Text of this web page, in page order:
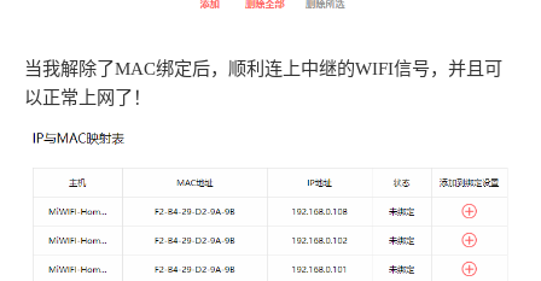
当我解除了MAC绑定后，顺利连上中继的WIFI信号，并且可
以正常上网了！